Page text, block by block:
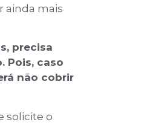
ainda mais
precisa
Pois, caso
não cobrir
solicite o